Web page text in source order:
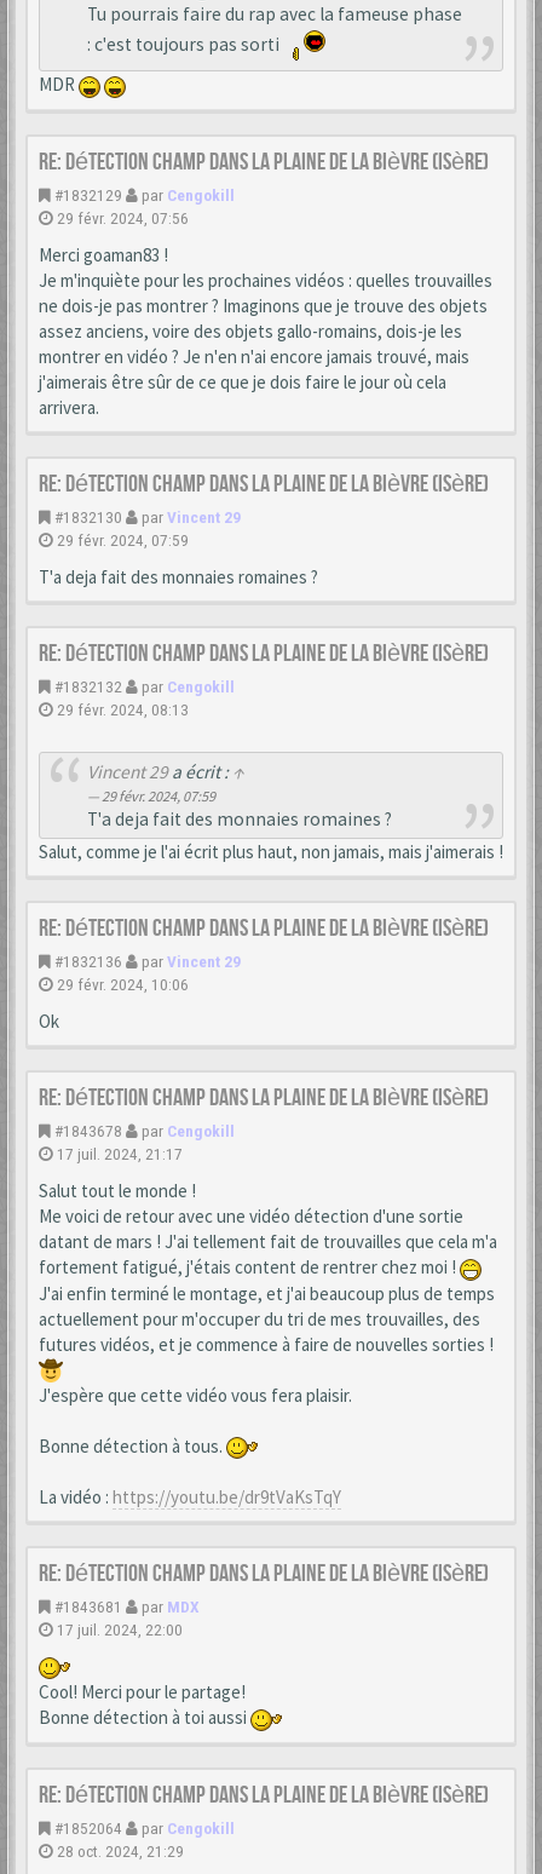
Tu pourrais faire du rap avec la fameuse phase
: c'est toujours pas sorti
MDR
Re: Détection champ dans la Plaine de la Bièvre (Isère)
#1832129 par Cengokill
29 févr. 2024, 07:56
Merci goaman83 !
Je m'inquiète pour les prochaines vidéos : quelles trouvailles
ne dois-je pas montrer ? Imaginons que je trouve des objets
assez anciens, voire des objets gallo-romains, dois-je les
montrer en vidéo ? Je n'en n'ai encore jamais trouvé, mais
j'aimerais être sûr de ce que je dois faire le jour où cela
arrivera.
Re: Détection champ dans la Plaine de la Bièvre (Isère)
#1832130 parVincent 29
29 févr. 2024, 07:59
T'a deja fait des monnaies romaines ?
Re: Détection champ dans la Plaine de la Bièvre (Isère)
#1832132 par Cengokill
29 févr. 2024, 08:13
Vincent 29a écrit : ↑
29 févr. 2024, 07:59
T'a deja fait des monnaies romaines ?
Salut, comme je l'ai écrit plus haut, non jamais, mais j'aimerais !
Re: Détection champ dans la Plaine de la Bièvre (Isère)
#1832136 parVincent 29
29 févr. 2024, 10:06
Ok
Re: Détection champ dans la Plaine de la Bièvre (Isère)
#1843678 par Cengokill
17 juil. 2024, 21:17
Salut tout le monde !
Me voici de retour avec une vidéo détection d'une sortie
datant de mars ! J'ai tellement fait de trouvailles que cela m'a
fortement fatigué, j'étais content de rentrer chez moi !
J'ai enfin terminé le montage, et j'ai beaucoup plus de temps
actuellement pour m'occuper du tri de mes trouvailles, des
futures vidéos, et je commence à faire de nouvelles sorties !
J'espère que cette vidéo vous fera plaisir.
Bonne détection à tous.
La vidéo : https://youtu.be/dr9tVaKsTqY
Re: Détection champ dans la Plaine de la Bièvre (Isère)
#1843681 par MDX
17 juil. 2024, 22:00
Cool! Merci pour le partage!
Bonne détection à toi aussi
Re: Détection champ dans la Plaine de la Bièvre (Isère)
#1852064 par Cengokill
28 oct. 2024, 21:29